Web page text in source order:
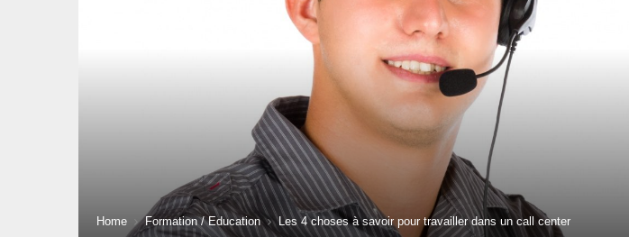
Home Formation / Education Les 4 choses à savoir pour travailler dans un call center